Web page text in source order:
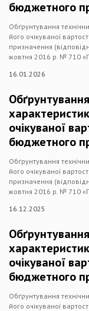
бюджетного
Обґрунтування
його очікуваної
призначення
жовтня 2016 р. № 710
16.01.2026
очікуваної
бюджетного
Обґрунтування
його очікуваної
призначення
жовтня 2016 р. № 710
16.12.2025
очікуваної
бюджетного
Обґрунтування
його очікуваної